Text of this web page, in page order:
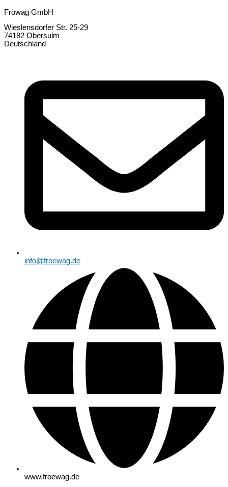
Fröwag GmbH
Wieslensdorfer Str. 25-29
74182 Obersulm
Deutschland
info@froewag.de
www.froewag.de